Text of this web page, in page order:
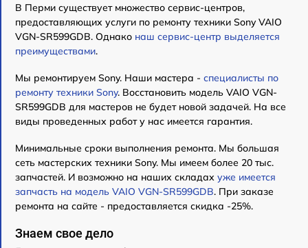
В Перми существует множество сервис-центров,
предоставляющих услуги по ремонту техники Sony VAIO
VGN-SR599GDB. Однако наш сервис-центр выделяется
преимуществами.
Мы ремонтируем Sony. Наши мастера - специалисты по
ремонту техники Sony. Восстановить модель VAIO VGN-
SR599GDB для мастеров не будет новой задачей. На все
виды проведенных работ у нас имеется гарантия.
Минимальные сроки выполнения ремонта. Мы большая
сеть мастерских техники Sony. Мы имеем более 20 тыс.
запчастей. И возможно на наших складах уже имеется
запчасть на модель VAIO VGN-SR599GDB. При заказе
ремонта на сайте - предоставляется скидка -25%.
Знаем свое дело